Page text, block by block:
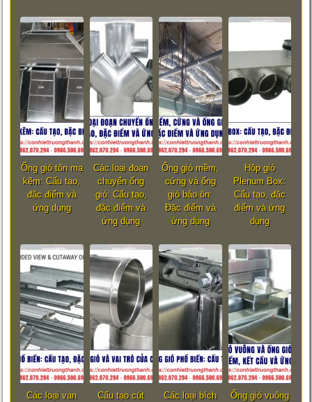
Ống gió tôn mạ
kẽm: Cấu tạo,
đặc điểm và
ứng dụng
Các loại đoạn
chuyển ống
gió: Cấu tạo,
đặc điểm và
ứng dụng
Ống gió mềm,
cứng và ống
gió bảo ôn:
Đặc điểm và
ứng dụng
Hộp gió
Plenum Box:
Cấu tạo, đặc
điểm và ứng
dụng
Các loại van
Cấu tạo cút
Các loại bích
Ống gió vuông